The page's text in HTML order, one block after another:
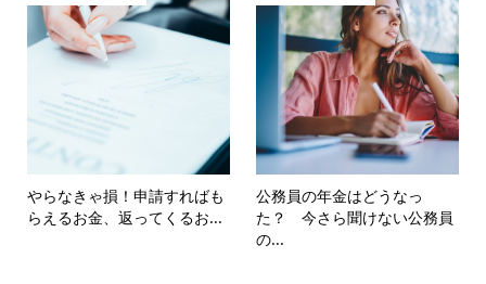
やらなきゃ損！申請すればも
らえるお金、返ってくるお...
公務員の年金はどうなっ
た？ 今さら聞けない公務員
の...